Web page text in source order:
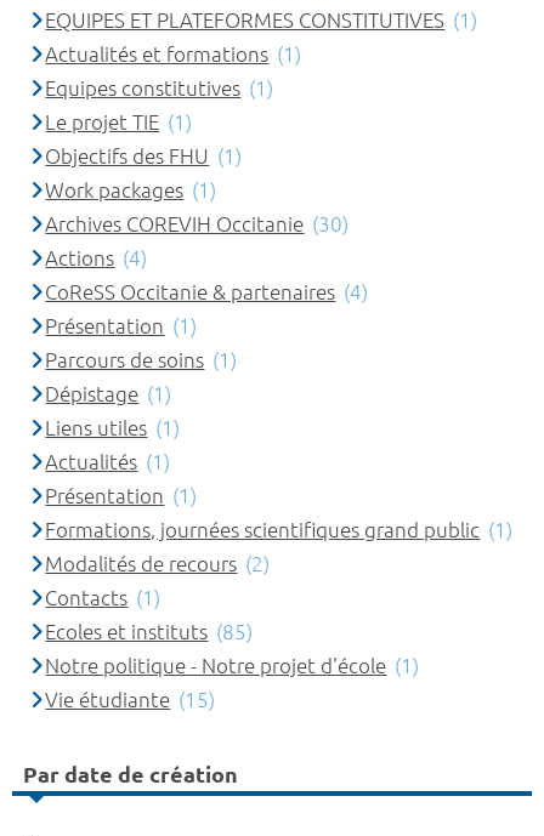
EQUIPES ET PLATEFORMES CONSTITUTIVES (1)
Actualités et formations (1)
Equipes constitutives (1)
Le projet TIE (1)
Objectifs des FHU (1)
Work packages (1)
Archives COREVIH Occitanie (30)
Actions (4)
CoReSS Occitanie & partenaires (4)
Présentation (1)
Parcours de soins (1)
Dépistage (1)
Liens utiles (1)
Actualités (1)
Présentation (1)
Formations, journées scientifiques grand public (1)
Modalités de recours (2)
Contacts (1)
Ecoles et instituts (85)
Notre politique - Notre projet d'école (1)
Vie étudiante (15)
Par date de création